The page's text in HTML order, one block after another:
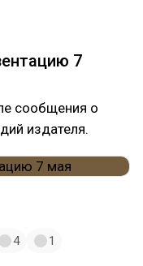
7
сообщения о
издателя.
4 1